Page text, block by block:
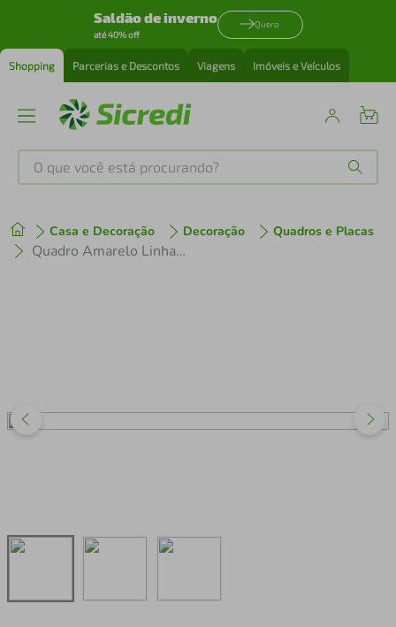
Saldão de inverno
até 40% off
Quero
Shopping Parcerias e Descontos Viagens Imóveis e Veículos
O que você está procurando?
Casa e Decoração Decoração Quadros e Placas
Quadro Amarelo Linhas Abstratas 86x60 Filete Preto
1º tenis